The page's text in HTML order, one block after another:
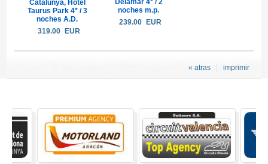
Catalunya, Hotel
Taurus Park 4* / 3
noches A.D.
319.00 EUR
Delamar 4* / 2
noches m.p.
239.00
EUR
imprimir
« atras